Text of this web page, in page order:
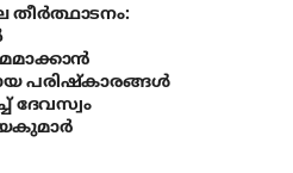
തീര്‍ത്ഥാടനം:
പരിഷ്‌കാരങ്ങള്‍
ദേവസ്വം